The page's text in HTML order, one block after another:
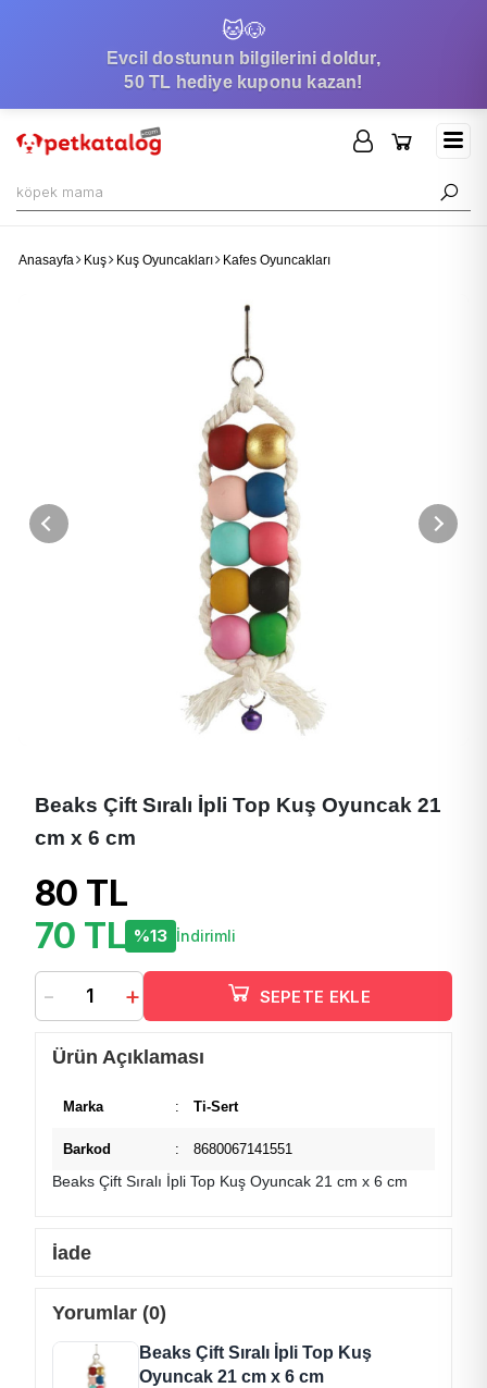
🐱🐶
Evcil dostunun bilgilerini doldur,
50 TL hediye kuponu kazan!
Anasayfa Kuş Kuş Oyuncakları Kafes Oyuncakları
Beaks Çift Sıralı İpli Top Kuş Oyuncak 21
cm x 6 cm
80 TL
70 TL %13 İndirimli
- + SEPETE EKLE
Ürün Açıklaması
Marka : Ti-Sert
Barkod : 8680067141551
Beaks Çift Sıralı İpli Top Kuş Oyuncak 21 cm x 6 cm
İade
Yorumlar (0)
Beaks Çift Sıralı İpli Top Kuş
Oyuncak 21 cm x 6 cm